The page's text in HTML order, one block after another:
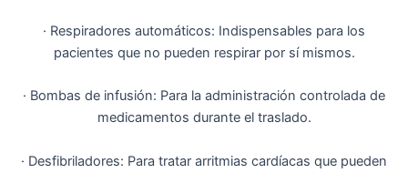
· Respiradores automáticos: Indispensables para los
pacientes que no pueden respirar por sí mismos.
· Bombas de infusión: Para la administración controlada de
medicamentos durante el traslado.
· Desfibriladores: Para tratar arritmias cardíacas que pueden